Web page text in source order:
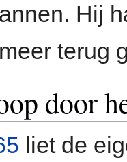
Hij
terug
door
liet de